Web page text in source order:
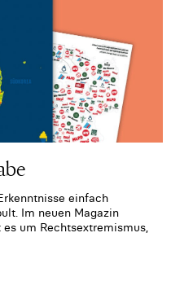
einfach
Im neuen Magazin
um Rechtsextremismus,